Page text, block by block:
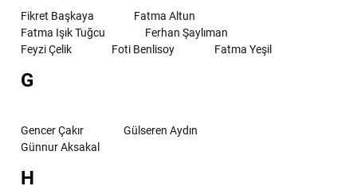
Fikret Başkaya
Fatma Altun
Fatma Işık Tuğcu
Ferhan Şaylıman
Feyzi Çelik
Foti Benlisoy Fatma Yeşil
G
Gencer Çakır
Gülseren Aydın
Günnur Aksakal
H